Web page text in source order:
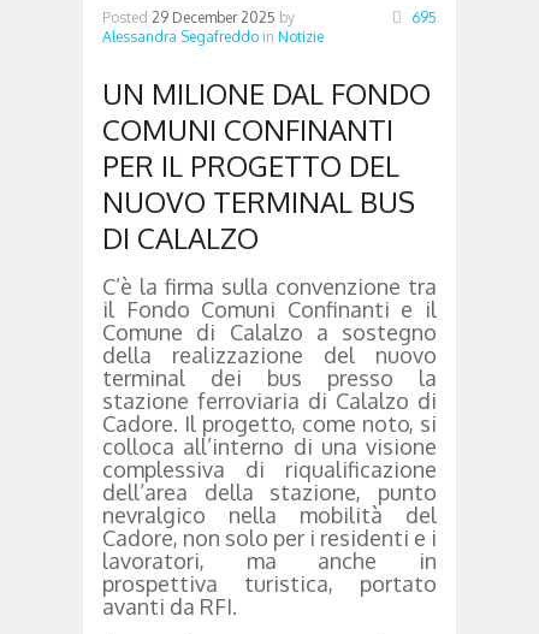
Posted 29 December 2025 by
Alessandra Segafreddo in Notizie
695
UN MILIONE DAL FONDO
COMUNI CONFINANTI
PER IL PROGETTO DEL
NUOVO TERMINAL BUS
DI CALALZO
C’è la firma sulla convenzione tra
il Fondo Comuni Confinanti e il
Comune di Calalzo a sostegno
della realizzazione del nuovo
terminal dei bus presso la
stazione ferroviaria di Calalzo di
Cadore. Il progetto, come noto, si
colloca all’interno di una visione
complessiva di riqualificazione
dell’area della stazione, punto
nevralgico nella mobilità del
Cadore, non solo per i residenti e i
lavoratori, ma anche in
prospettiva turistica, portato
avanti da RFI.